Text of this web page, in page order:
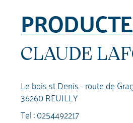
CLAUDE
Le bois st Denis - route de
36260 REUILLY
Tel :0254492217